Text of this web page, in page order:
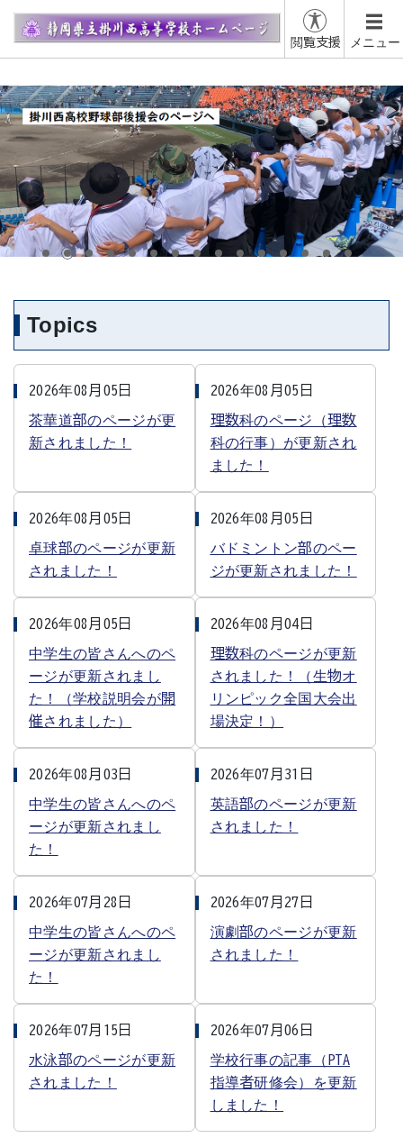
閲覧支援 メニュー
Topics
2026年08月05日
茶華道部のページが更
新されました！
2026年08月05日
理数科のページ（理数
科の行事）が更新され
ました！
2026年08月05日
卓球部のページが更新
されました！
2026年08月05日
バドミントン部のペー
ジが更新されました！
2026年08月05日
中学生の皆さんへのペ
ージが更新されまし
た！（学校説明会が開
催されました）
2026年08月04日
理数科のページが更新
されました！（生物オ
リンピック全国大会出
場決定！）
2026年08月03日
中学生の皆さんへのペ
ージが更新されまし
た！
2026年07月31日
英語部のページが更新
されました！
2026年07月28日
中学生の皆さんへのペ
ージが更新されまし
た！
2026年07月27日
演劇部のページが更新
されました！
2026年07月15日
水泳部のページが更新
されました！
2026年07月06日
学校行事の記事（PTA
指導者研修会）を更新
しました！